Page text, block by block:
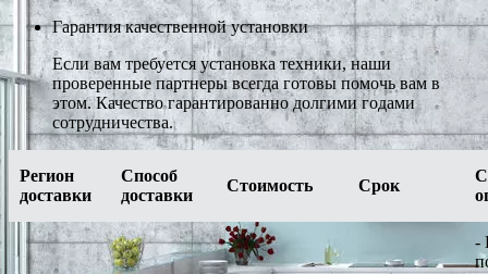
Гарантия качественной установки
Если вам требуется установка техники, наши
проверенные партнеры всегда готовы помочь вам в
этом. Качество гарантированно долгими годами
сотрудничества.
Регион
доставки
Способ
доставки
Стоимость Срок
-